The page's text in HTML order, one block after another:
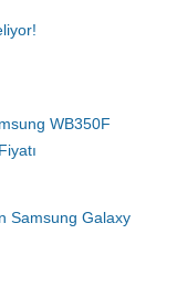
WB350F
Samsung Galaxy